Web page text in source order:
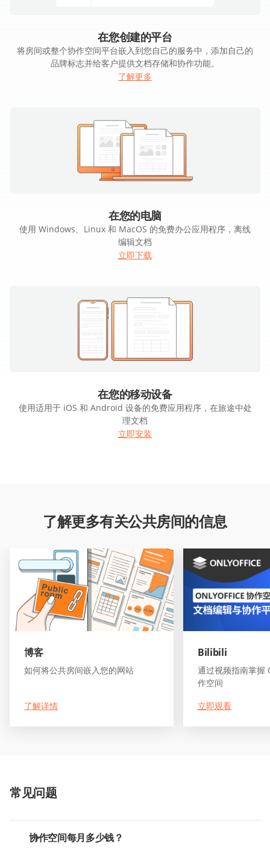
在您创建的平台
将房间或整个协作空间平台嵌入到您自己的服务中，添加自己的
品牌标志并给客户提供文档存储和协作功能。
了解更多
在您的电脑
使用 Windows、Linux 和 MacOS 的免费办公应用程序，离线
编辑文档
立即下载
在您的移动设备
使用适用于 iOS 和 Android 设备的免费应用程序，在旅途中处
理文档
立即安装
了解更多有关公共房间的信息
博客
如何将公共房间嵌入您的网站
了解详情
Bilibili
通过视频指南掌握
作空间
立即观看
常见问题
协作空间每月多少钱？